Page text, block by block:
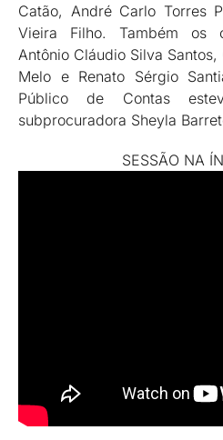
Catão, André Carlo Torres
Vieira Filho. Também os
Antônio Cláudio Silva
Melo e Renato Sérgio
Público de Contas
subprocuradora Sheyla
SESSÃO NA